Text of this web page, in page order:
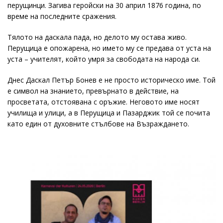
перущинци. Загива геройски на 30 април 1876 година, по
време на последните сражения.
Тялото на даскала пада, но делото му остава живо.
Перущица е опожарена, но името му се предава от уста на
уста – учителят, който умря за свободата на народа си.
Днес Даскал Петър Бонев е не просто историческо име. Той
е символ на знанието, превърнато в действие, на
просветата, отстоявана с оръжие. Неговото име носят
училища и улици, а в Перущица и Пазарджик той се почита
като един от духовните стълбове на Възраждането.